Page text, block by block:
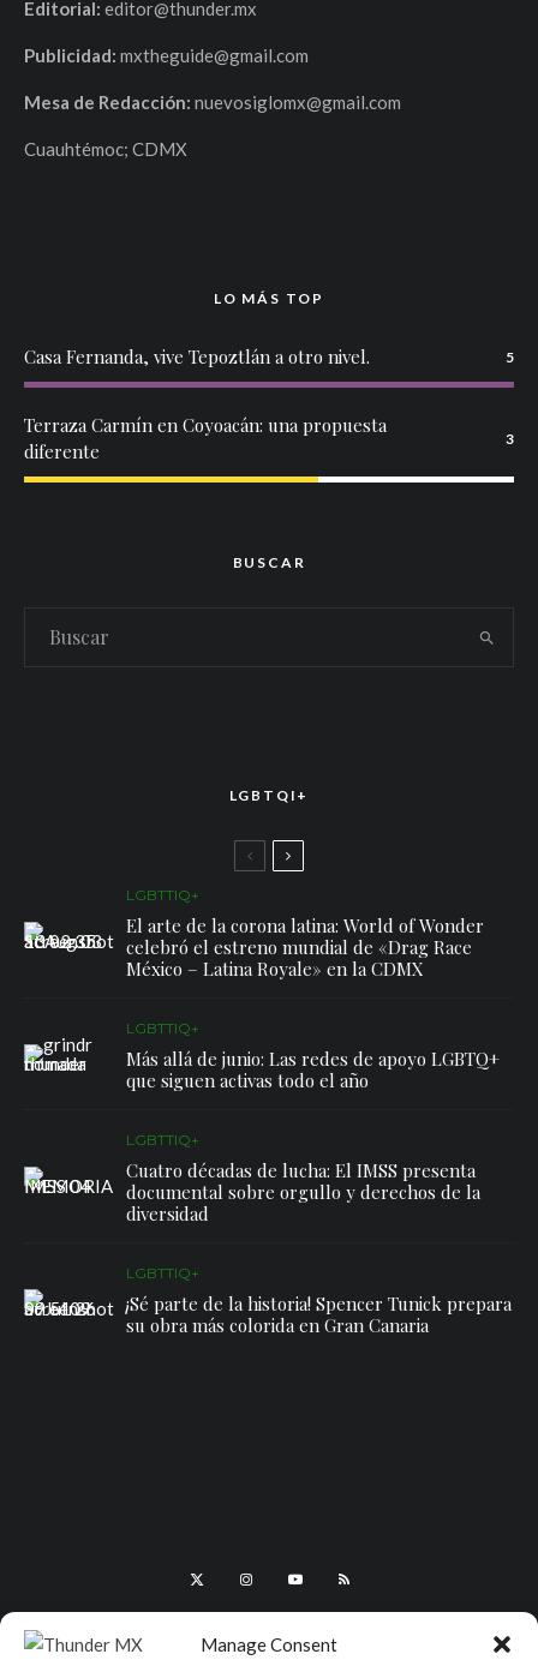
Manage Consent
Editorial: editor@thunder.mx
Publicidad: mxtheguide@gmail.com
Mesa de Redacción: nuevosiglomx@gmail.com
Cuauhtémoc; CDMX
LO MÁS TOP
Casa Fernanda, vive Tepoztlán a otro nivel. 5
Terraza Carmín en Coyoacán: una propuesta
diferente
3
BUSCAR
LGBTQI+
LGBTTIQ+
El arte de la corona latina: World of Wonder
celebró el estreno mundial de «Drag Race
México – Latina Royale» en la CDMX
LGBTTIQ+
Más allá de junio: Las redes de apoyo LGBTQ+
que siguen activas todo el año
LGBTTIQ+
Cuatro décadas de lucha: El IMSS presenta
documental sobre orgullo y derechos de la
diversidad
LGBTTIQ+
¡Sé parte de la historia! Spencer Tunick prepara
su obra más colorida en Gran Canaria